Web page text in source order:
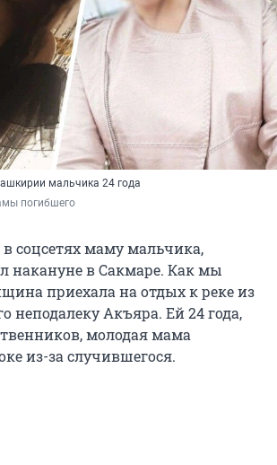
мальчика 24 года
погибшего
в соцсетях маму мальчика,
накануне в Сакмаре. Как мы
приехала на отдых к реке из
неподалеку Акъяра. Ей 24 года,
молодая мама
из-за случившегося.